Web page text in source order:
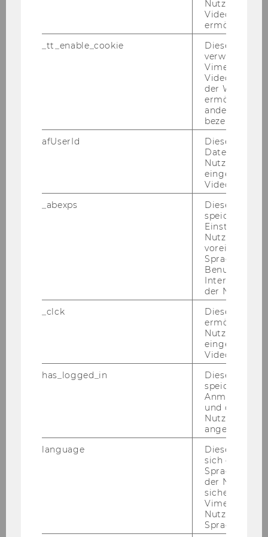
Die Aufgaben des Universitätsassistenten/der
Universitätsassistentin prae doc umfassen
insbesondere:
- Mitarbeit bei Forschungsprojekten
- selbständige Forschungstätigkeiten,
insbesondere Möglichkeit zur Erstellung einer
thematisch und methodologisch zum Profil
der Abteilung passenden Dissertation
Masterarbeiten
- abgeschlossenes Diplom-/Masterstudium der
Sozial- und Wirtschaftswissenschaften mit
Spezialisierung im Bereich Rechnungswesen
und/oder Steuern oder gleichzuhaltende
- Kenntnisse im Bereich Rechnungswesen,
- Erfahrungen im Universitätsbetrieb von
Vorteil
Ende der Bewerbungsfrist: 05.12.2018
Bitte bewerben Sie sich auf unserer Homepage
Nutzung des
Videoplayers
ermöglichen
_tt_enable_cookie
Dieses
verwendet,
Vimeo-
der WU-
ermöglichen
andere nicht
bezeichnete
afUserId
Dieses
Daten von
Videos
_abexps
Dieses Cookie
speichert
Nutzer*in, zB.
Sprache,
der Nutzer*in
_clck
Dieses Cookie
ermöglicht
Nutzung des
Video Players
has_logged_in
Dieses Cookie
speichert
und ob sich
Nutzer*in
angemeldet
language
Dieses
sich die
der
Vimeo in der
Nutzer
Sprache